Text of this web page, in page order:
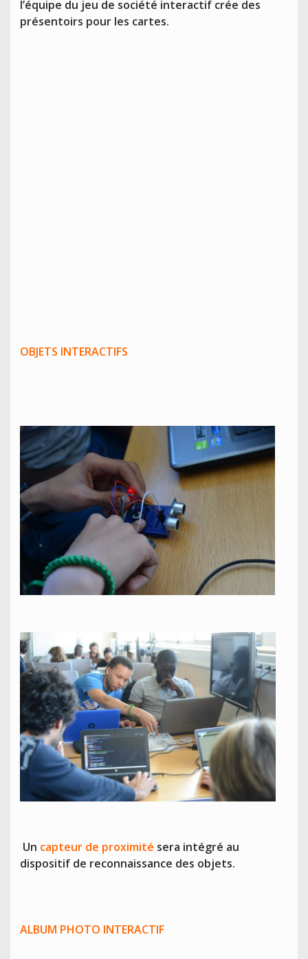
l’équipe du jeu de société interactif crée des
présentoirs pour les cartes.
OBJETS INTERACTIFS
Un capteur de proximité sera intégré au
dispositif de reconnaissance des objets.
ALBUM PHOTO INTERACTIF